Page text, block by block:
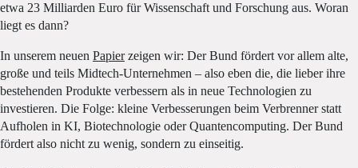
etwa 23 Milliarden Euro für Wissenschaft und Forschung aus. Woran
liegt es dann?
In unserem neuen Papierzeigen wir: Der Bund fördert vor allem alte,
große und teils Midtech-Unternehmen – also eben die, die lieber ihre
bestehenden Produkte verbessern als in neue Technologien zu
investieren. Die Folge: kleine Verbesserungen beim Verbrenner statt
Aufholen in KI, Biotechnologie oder Quantencomputing. Der Bund
fördert also nicht zu wenig, sondern zu einseitig.